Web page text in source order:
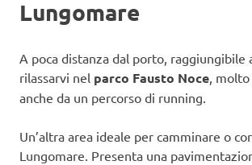
Lungomare
A poca distanza dal porto, raggiungibile
rilassarvi nel parco Fausto Noce ,
anche da un percorso di running.
Un’altra area ideale per camminare o
Lungomare. Presenta una